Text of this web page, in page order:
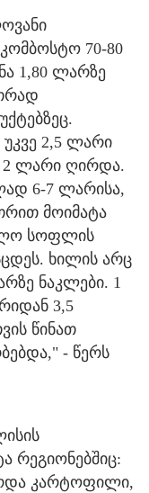
70-80
1,80 ლარზე
2,5 ლარი
2 ლარი ღირდა.
6-7 ლარისა,
მოიმატა
სოფლის
ხილის არც
ნაკლები. 1
3,5
წინათ
- წერს
რეგიონებშიც:
კარტოფილი,